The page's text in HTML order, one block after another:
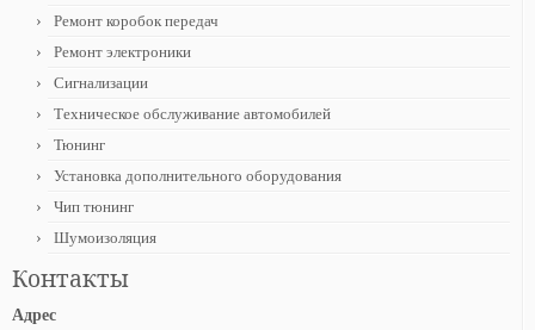
Ремонт коробок передач
Ремонт электроники
Сигнализации
Техническое обслуживание автомобилей
Тюнинг
Установка дополнительного оборудования
Чип тюнинг
Шумоизоляция
Контакты
Адрес